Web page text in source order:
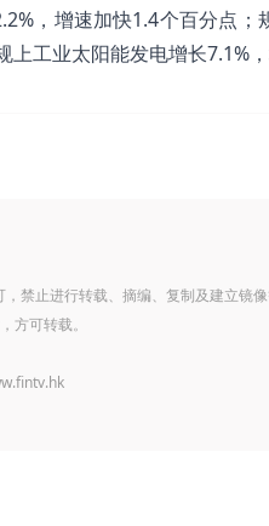
，增速加快1.4个百分点
工业太阳能发电增长7.1%，
禁止进行转载、摘编、复制及建立镜像
方可转载。